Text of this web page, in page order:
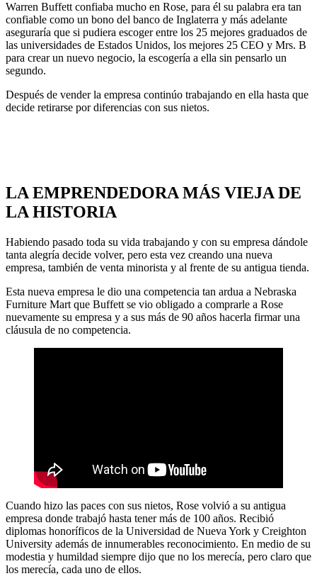
Warren Buffett confiaba mucho en Rose, para él su palabra era tan
confiable como un bono del banco de Inglaterra y más adelante
aseguraría que si pudiera escoger entre los 25 mejores graduados de
las universidades de Estados Unidos, los mejores 25 CEO y Mrs. B
para crear un nuevo negocio, la escogería a ella sin pensarlo un
segundo.
Después de vender la empresa continúo trabajando en ella hasta que
decide retirarse por diferencias con sus nietos.
LA EMPRENDEDORA MÁS VIEJA DE
LA HISTORIA
Habiendo pasado toda su vida trabajando y con su empresa dándole
tanta alegría decide volver, pero esta vez creando una nueva
empresa, también de venta minorista y al frente de su antigua tienda.
Esta nueva empresa le dio una competencia tan ardua a Nebraska
Furniture Mart que Buffett se vio obligado a comprarle a Rose
nuevamente su empresa y a sus más de 90 años hacerla firmar una
cláusula de no competencia.
Cuando hizo las paces con sus nietos, Rose volvió a su antigua
empresa donde trabajó hasta tener más de 100 años. Recibió
diplomas honoríficos de la Universidad de Nueva York y Creighton
University además de innumerables reconocimiento. En medio de su
modestia y humildad siempre dijo que no los merecía, pero claro que
los merecía, cada uno de ellos.